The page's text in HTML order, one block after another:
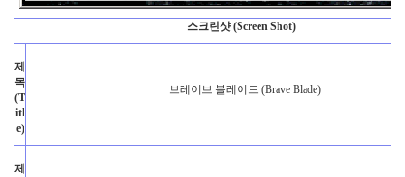
스크린샷 (Screen Shot)
제
목
(T
itl
e)
브레이브 블레이드 (Brave Blade)
제